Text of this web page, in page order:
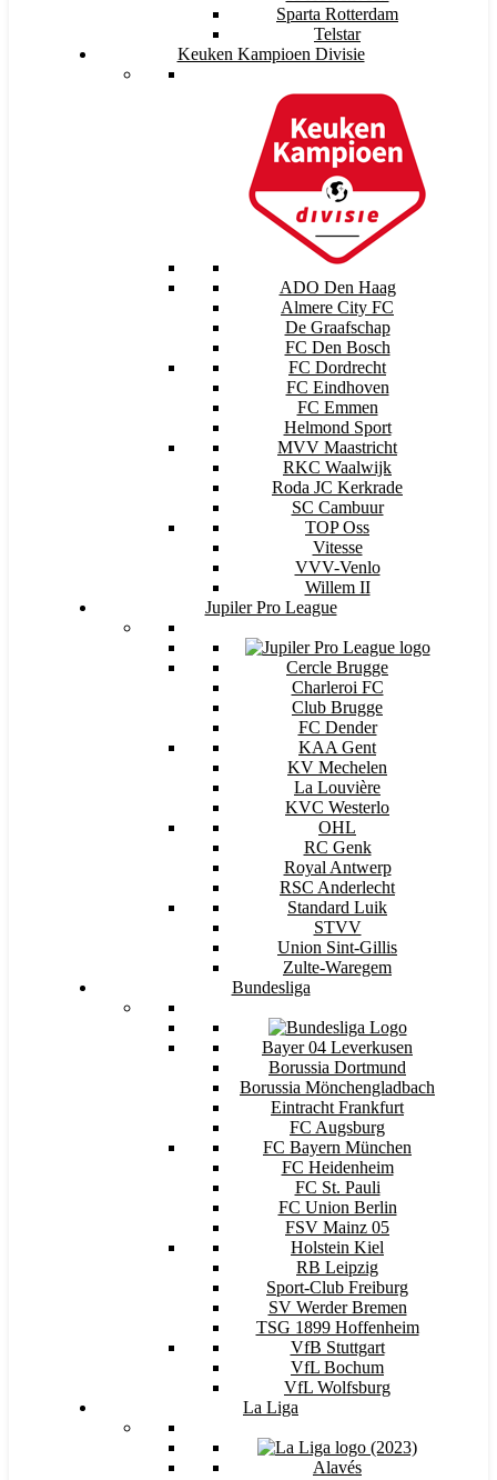
Sparta Rotterdam
Telstar
Keuken Kampioen Divisie
ADO Den Haag
Almere City FC
De Graafschap
FC Den Bosch
FC Dordrecht
FC Eindhoven
FC Emmen
Helmond Sport
MVV Maastricht
RKC Waalwijk
Roda JC Kerkrade
SC Cambuur
TOP Oss
Vitesse
VVV-Venlo
Willem II
Jupiler Pro League
Cercle Brugge
Charleroi FC
Club Brugge
FC Dender
KAA Gent
KV Mechelen
La Louvière
KVC Westerlo
OHL
RC Genk
Royal Antwerp
RSC Anderlecht
Standard Luik
STVV
Union Sint-Gillis
Zulte-Waregem
Bundesliga
Bayer 04 Leverkusen
Borussia Dortmund
Borussia Mönchengladbach
Eintracht Frankfurt
FC Augsburg
FC Bayern München
FC Heidenheim
FC St. Pauli
FC Union Berlin
FSV Mainz 05
Holstein Kiel
RB Leipzig
Sport-Club Freiburg
SV Werder Bremen
TSG 1899 Hoffenheim
VfB Stuttgart
VfL Bochum
VfL Wolfsburg
La Liga
Alavés